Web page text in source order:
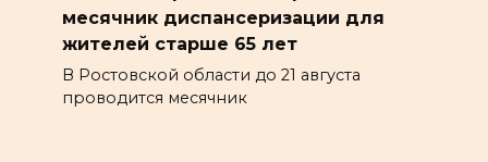
месячник диспансеризации для
жителей старше 65 лет
В Ростовской области до 21 августа
проводится месячник